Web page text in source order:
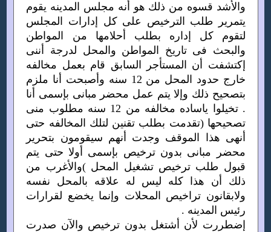
والأشد قسوه من ذلك هو أنه مجلس المدينه يقوم
يتمرير طلب الترخيص على كل إدارات المجلس
لتقوم كل إداره بطلب أحلامها من المواطن
والبحث فى تاريخ المواطن والمحل لدرجة أننى
إكتشفت أن المستأجر السابق قام بعمل مخالفه
خارج حدود المحل من 12 سنه وأصبحت أنا ملزم
بتصحيح ذلك وإلا يتم عمل محضر مبانى بإسمى أنا
. تخيلوا ياساده مخالفه من 12 سنه مطلوب منى
تصحيحها (تقدمت بطلب تقنين لتلك المخالفه حتى
أنهى هذا الموقف وجدت أنهم سيقومون بتحرير
محضر مبانى بدون ترخيص بإسمى أولا حتى يتم
قبول طلب ترخيص تشغيل المحل )والأغرب من
ذلك أن هذا كله ليس له علاقه بالمحل نفسه
ولابقانون تراخيص المحلات وإنما يخضع لقرارات
رئيس المدينه .
إضطررت لأن أشتغل بدون ترخيص والآن صدرت